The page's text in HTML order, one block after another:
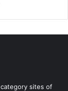
sites of